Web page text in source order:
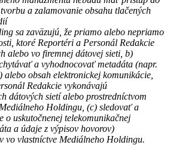
a zalamovanie obsahu tlačených
sa zaväzujú, že priamo alebo nepriamo
ktoré Reportéri a Personál Redakcie
alebo vo firemnej dátovej sieti, b)
a vyhodnocovať metadáta (napr.
obsah elektronickej komunikácie,
Redakcie vykonávajú
dátových sietí alebo prostredníctvom
Holdingu, (c) sledovať a
o uskutočnenej telekomunikačnej
a údaje z výpisov hovorov)
vo vlastníctve Mediálneho Holdingu.